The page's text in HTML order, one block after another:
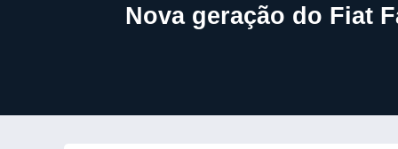
Nova geração do Fiat